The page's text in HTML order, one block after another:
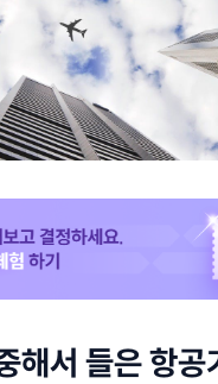
해서 들은 항공